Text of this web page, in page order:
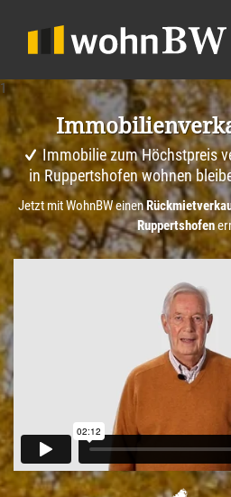
1
Immobilie zum Höchstpreis
in Ruppertshofen wohnen
Jetzt mit WohnBW einen
Ruppertshofen